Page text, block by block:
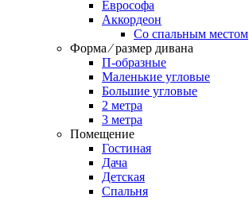
Еврософа
Аккордеон
Со спальным местом
Форма ⁄ размер дивана
П-образные
Маленькие угловые
Большие угловые
2 метра
3 метра
Помещение
Гостиная
Дача
Детская
Спальня